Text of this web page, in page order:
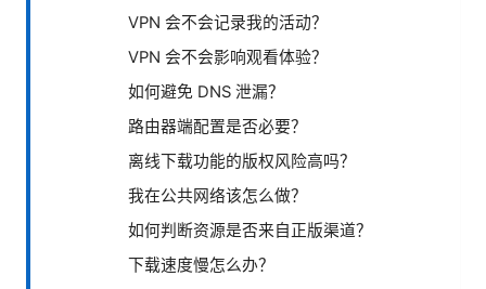
VPN 会不会记录我的活动？
VPN 会不会影响观看体验？
如何避免 DNS 泄漏？
路由器端配置是否必要？
离线下载功能的版权风险高吗？
我在公共网络该怎么做？
如何判断资源是否来自正版渠道？
下载速度慢怎么办？